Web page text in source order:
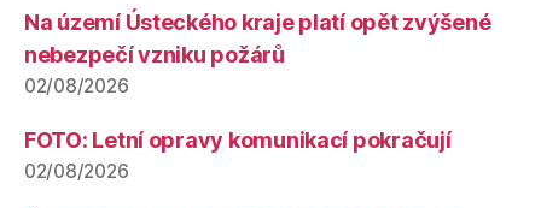
Na území Ústeckého kraje platí opět zvýšené
nebezpečí vzniku požárů
02/08/2026
FOTO: Letní opravy komunikací pokračují
02/08/2026